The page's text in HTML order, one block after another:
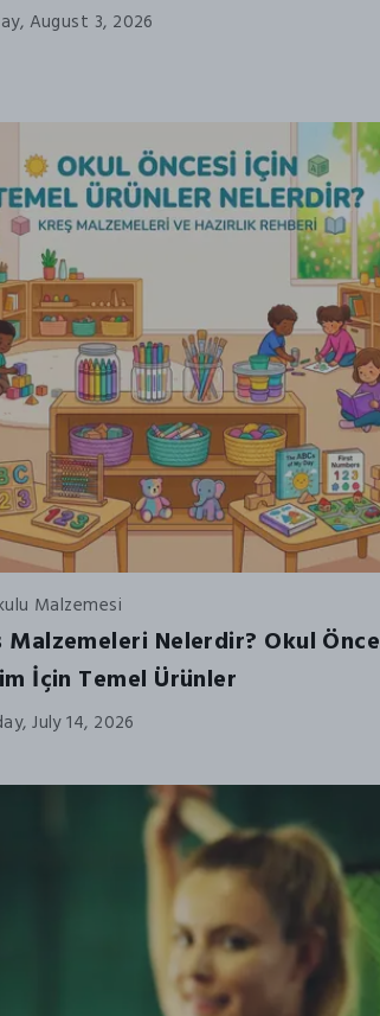
August 3, 2026
Malzemesi
Malzemeleri Nelerdir? Okul
İçin Temel Ürünler
July 14, 2026